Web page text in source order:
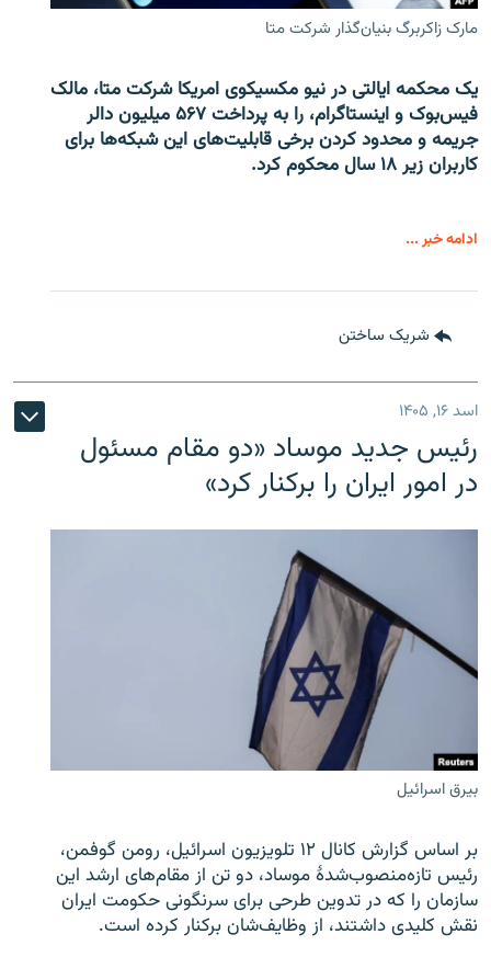
مارک زاکربرگ بنیان‌گذار شرکت متا
یک محکمه ایالتی در نیو مکسیکوی امریکا شرکت متا، مالک
فیس‌بوک و اینستاگرام، را به پرداخت ۵۶۷ میلیون دالر
جریمه و محدود کردن برخی قابلیت‌های این شبکه‌ها برای
کاربران زیر ۱۸ سال محکوم کرد.
ادامه خبر ...
شریک ساختن
اسد ۱۶, ۱۴۰۵
رئیس جدید موساد «دو مقام مسئول
در امور ایران را برکنار کرد»
بیرق اسرائیل
بر اساس گزارش کانال ۱۲ تلویزیون اسرائیل، رومن گوفمن،
رئیس تازه‌منصوب‌شدۀ موساد، دو تن از مقام‌های ارشد این
سازمان را که در تدوین طرحی برای سرنگونی حکومت ایران
نقش کلیدی داشتند، از وظایف‌شان برکنار کرده است.